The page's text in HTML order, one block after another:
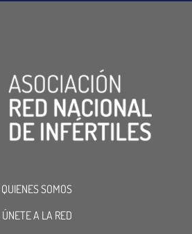
QUIENES SOMOS
ÚNETE A LA RED